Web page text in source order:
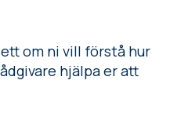
om ni vill förstå hur
hjälpa er att